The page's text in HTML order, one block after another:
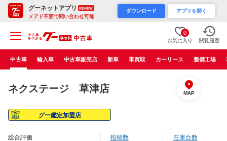
グーネットアプリ RENEW
メアド不要で問い合わせ可能
ダウンロード アプリを開く
0
お気に入り 閲覧履歴
中古車 輸入車 中古車販売店 新車 車買取 カーリース 整備工場
ネクステージ 草津店 MAP
グー鑑定加盟店
総合評価 投稿数 在庫台数